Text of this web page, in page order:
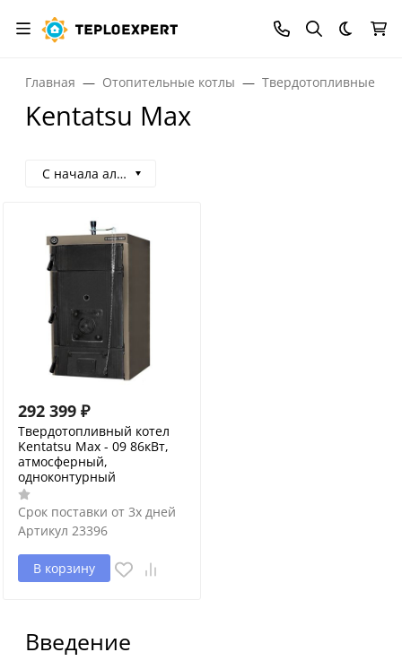
Темная
Главная Отопительные котлы Твердотопливные
Kentatsu Max
С начала алфавита
292 399 ₽
Твердотопливный котел
Kentatsu Max - 09 86кВт,
атмосферный,
одноконтурный
Срок поставки от 3х дней
Артикул 23396
В корзину
Введение